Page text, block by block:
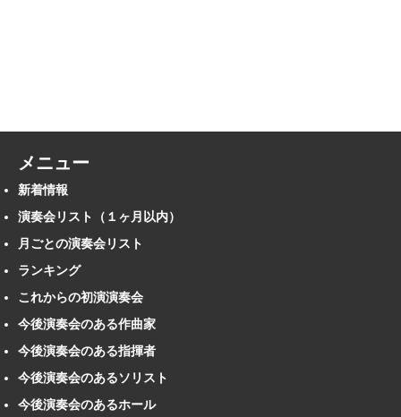
メニュー
新着情報
演奏会リスト（１ヶ月以内）
月ごとの演奏会リスト
ランキング
これからの初演演奏会
今後演奏会のある作曲家
今後演奏会のある指揮者
今後演奏会のあるソリスト
今後演奏会のあるホール